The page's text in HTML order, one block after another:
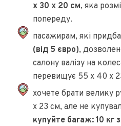
x 30 x 20 см, яка
попереду.
пасажирам, які
(від 5 євро),
салону валізу на
перевищує 55 x 40 x
хочете брати велику
x 23 см, але не
купуйте багаж: 10 кг